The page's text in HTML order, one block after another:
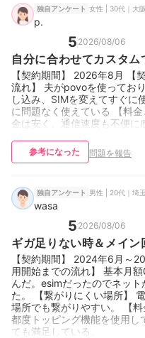
独自アンケート 女性 | 30代｜大
p.
5 2026/08/06
自分に合わせてカスタム
【契約期間】 2026年8月 【
流れ】 夫がpovoを使ってお
し込み、SIMを変えてすぐに
に問題なく使えている 【料
金は安く、通信速度も不便
参考になった 問題を報告
独自アンケート 男性 | 20代｜埼
wasa
5 2026/08/06
ギガ足りない時＆メイ
線。
【契約期間】 2024年6月～
用開始までの流れ】 基本月
んだ。esimだったのでネッ
た。 【繋がりにくい場所】
場所でも繋がりやすい。 【
都度トッピング機能を使用し
ても満足している。